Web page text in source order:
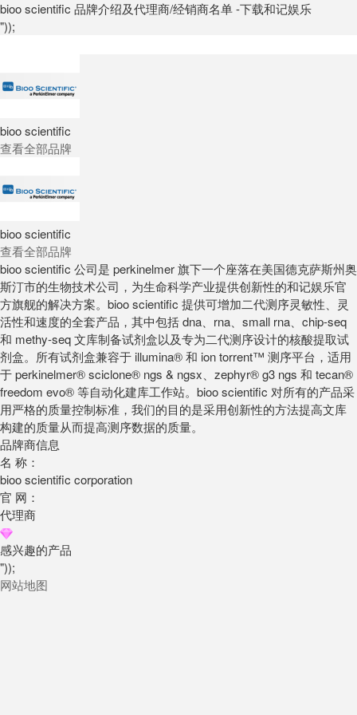
bioo scientific 品牌介绍及代理商/经销商名单 -下载和记娱乐
"));
bioo scientific
查看全部品牌
bioo scientific
查看全部品牌
bioo scientific 公司是 perkinelmer 旗下一个座落在美国德克萨斯州奥
斯汀市的生物技术公司，为生命科学产业提供创新性的和记娱乐官
方旗舰的解决方案。bioo scientific 提供可增加二代测序灵敏性、灵
活性和速度的全套产品，其中包括 dna、rna、small rna、chip-seq
和 methy-seq 文库制备试剂盒以及专为二代测序设计的核酸提取试
剂盒。所有试剂盒兼容于 illumina® 和 ion torrent™ 测序平台，适用
于 perkinelmer® sciclone® ngs & ngsx、zephyr® g3 ngs 和 tecan®
freedom evo® 等自动化建库工作站。bioo scientific 对所有的产品采
用严格的质量控制标准，我们的目的是采用创新性的方法提高文库
构建的质量从而提高测序数据的质量。
品牌商信息
名 称：
bioo scientific corporation
官 网：
代理商
感兴趣的产品
"));
网站地图